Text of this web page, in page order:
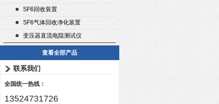
SF6回收装置
SF6气体回收净化装置
变压器直流电阻测试仪
查看全部产品
联系我们
全国统一热线：
13524731726